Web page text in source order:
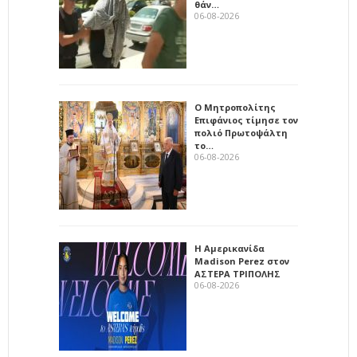
θάν…
06-08-2026
Ο Μητροπολίτης
Επιφάνιος τίμησε τον
πολιό Πρωτοψάλτη
το…
06-08-2026
Η Αμερικανίδα
Madison Perez στον
ΑΣΤΕΡΑ ΤΡΙΠΟΛΗΣ
06-08-2026